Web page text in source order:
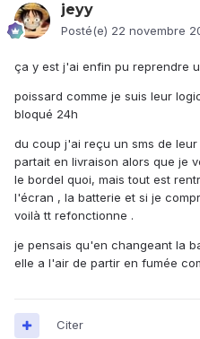
jeyy
Posté(e) 22 novembre
ça y est j'ai enfin pu reprendre
poissard comme je suis leur
bloqué 24h
du coup j'ai reçu un sms de
partait en livraison alors que je
le bordel quoi, mais tout est
l'écran , la batterie et si je
voilà tt refonctionne .
je pensais qu'en changeant la
elle a l'air de partir en fumée
Citer